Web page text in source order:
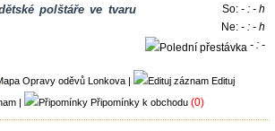
polštáře ve tvaru
So:- : - h
Ne:- : - h
- : -
|
Edituj
| Připomínky k obchodu (0)